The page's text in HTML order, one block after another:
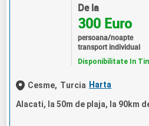
De la
300 Euro
persoana/noapte
transport individual
Disponibilitate In
Cesme, Turcia Harta
Alacati, la 50m de plaja, la 90km